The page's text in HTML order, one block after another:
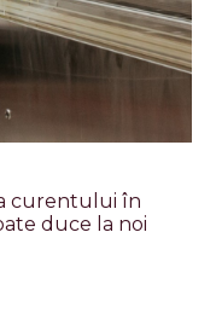
curentului în
duce la noi